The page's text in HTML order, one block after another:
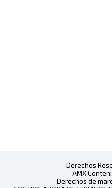
Derechos
AMX
Derechos de